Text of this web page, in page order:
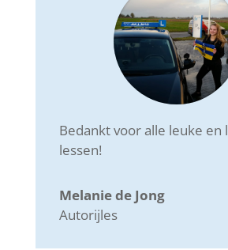
Bedankt voor alle leuke en
lessen!
Melanie de Jong
Autorijles